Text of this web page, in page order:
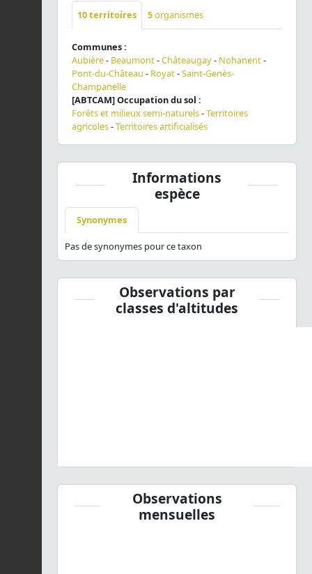
10territoires 5organismes
Communes :
Aubière- Beaumont-Châteaugay- Nohanent-
Pont-du-Château - Royat-Saint-Genès-
Champanelle
[ABTCAM] Occupation du sol :
Forêts et milieux semi-naturels-Territoires
agricoles-Territoires artificialisés
Informations
espèce
Synonymes
Pas de synonymes pour ce taxon
Observations par
classes d'altitudes
Observations
mensuelles